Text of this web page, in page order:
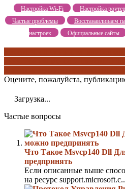
Настройка Wi-Fi Настройка
Частые проблемы
Восстанавливаем
настроек
Официальные сайты
Оцените, пожалуйста,
Загрузка...
Частые вопросы
Что Такое Msvcp140 Dll
предпринять
Если описанные выше
на ресурс